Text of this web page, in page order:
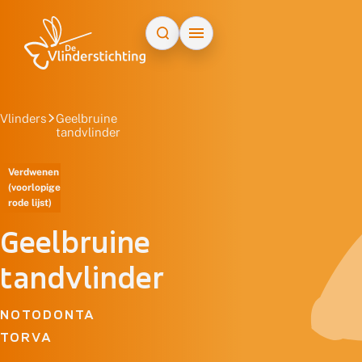
Vlinders
Geelbruine
tandvlinder
Verdwenen
(voorlopige
rode lijst)
Geelbruine
tandvlinder
NOTODONTA
TORVA